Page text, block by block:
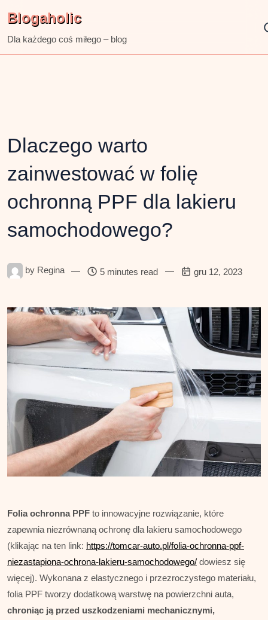
content
Blogaholic
Dla każdego coś miłego – blog
Dlaczego warto
zainwestować w folię
ochronną PPF dla lakieru
samochodowego?
by Regina — 5 minutes read — gru 12, 2023
Folia ochronna PPF to innowacyjne rozwiązanie, które
zapewnia niezrównaną ochronę dla lakieru samochodowego
(klikając na ten link: https://tomcar-auto.pl/folia-ochronna-ppf-
niezastapiona-ochrona-lakieru-samochodowego/ dowiesz się
więcej). Wykonana z elastycznego i przezroczystego materiału,
folia PPF tworzy dodatkową warstwę na powierzchni auta,
chroniąc ją przed uszkodzeniami mechanicznymi,